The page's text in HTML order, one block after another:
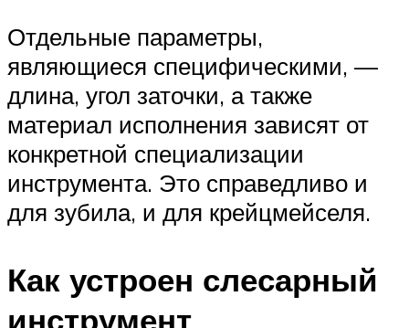
Отдельные параметры,
являющиеся специфическими, —
длина, угол заточки, а также
материал исполнения зависят от
конкретной специализации
инструмента. Это справедливо и
для зубила, и для крейцмейселя.
Как устроен слесарный
инструмент